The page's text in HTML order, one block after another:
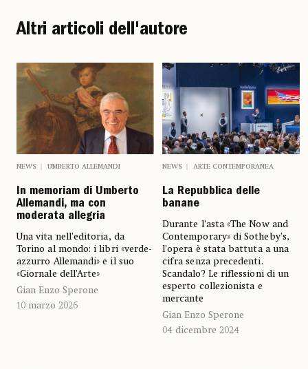
Altri articoli dell'autore
NEWS UMBERTO ALLEMANDI
In memoriam di Umberto
Allemandi, ma con
moderata allegria
Una vita nell’editoria, da
Torino al mondo: i libri «verde-
azzurro Allemandi» e il suo
«Giornale dell’Arte»
Gian Enzo Sperone
10 marzo 2026
NEWS ARTE CONTEMPORANEA
La Repubblica delle
banane
Durante l’asta «The Now and
Contemporary» di Sotheby’s,
l’opera è stata battuta a una
cifra senza precedenti.
Scandalo? Le riflessioni di un
esperto collezionista e
mercante
Gian Enzo Sperone
04 dicembre 2024